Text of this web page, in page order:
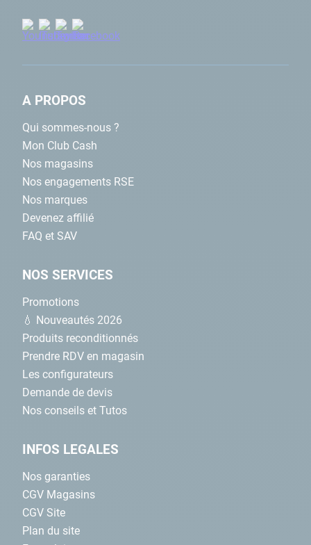
A PROPOS
Qui sommes-nous ?
Mon Club Cash
Nos magasins
Nos engagements RSE
Nos marques
Devenez affilié
FAQ et SAV
NOS SERVICES
Promotions
💧 Nouveautés 2026
Produits reconditionnés
Prendre RDV en magasin
Les configurateurs
Demande de devis
Nos conseils et Tutos
INFOS LEGALES
Nos garanties
CGV Magasins
CGV Site
Plan du site